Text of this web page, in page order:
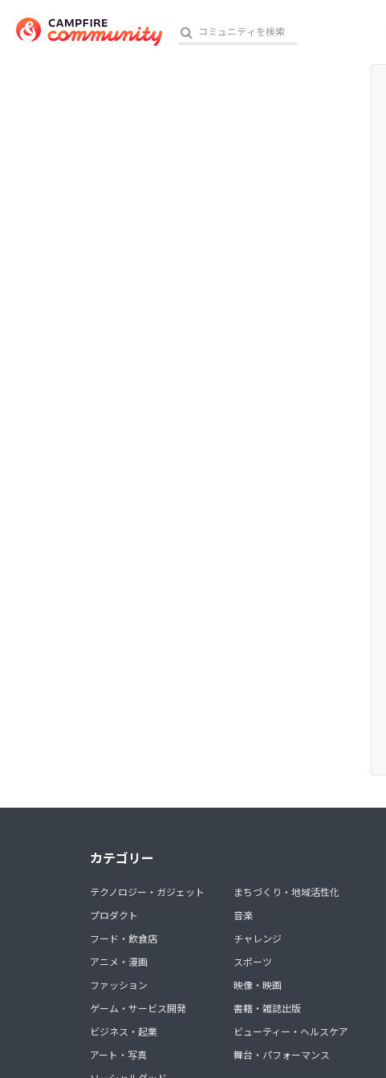
カテゴリー
テクノロジー・ガジェット
プロダクト
フード・飲食店
アニメ・漫画
ファッション
ゲーム・サービス開発
ビジネス・起業
アート・写真
まちづくり・地域活性化
音楽
チャレンジ
スポーツ
映像・映画
書籍・雑誌出版
ビューティー・ヘルスケア
舞台・パフォーマンス